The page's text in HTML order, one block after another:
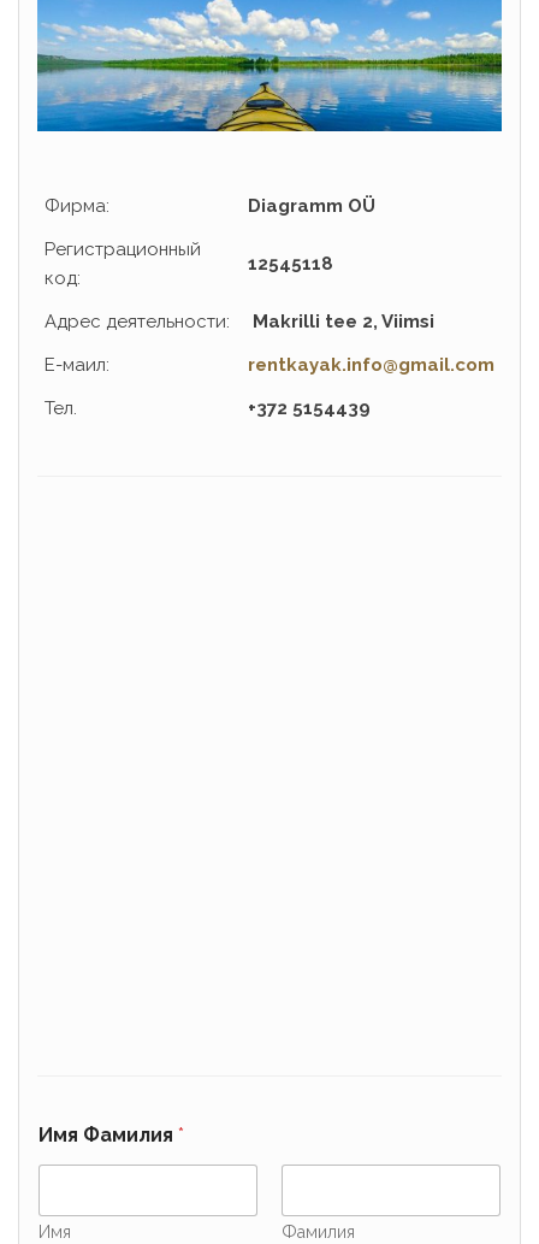
Фирма:
Diagramm OÜ
Регистрационный
код:
12545118
Адрес деятельности:
Makrilli tee 2, Viimsi
Е-маил:
rentkayak.info@gmail.com
Тел.
+372 5154439
Имя Фамилия *
Имя Фамилия